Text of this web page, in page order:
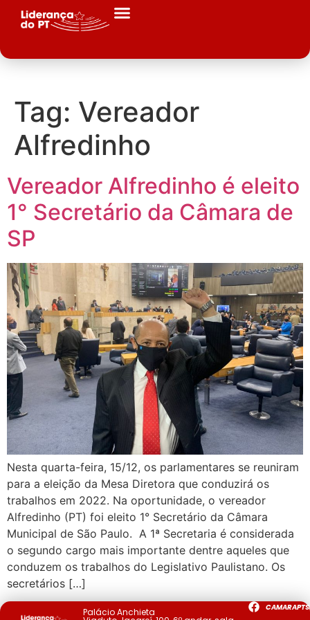
Tag: Vereador
Alfredinho
Vereador Alfredinho é eleito
1° Secretário da Câmara de
SP
Nesta quarta-feira, 15/12, os parlamentares se reuniram
para a eleição da Mesa Diretora que conduzirá os
trabalhos em 2022. Na oportunidade, o vereador
Alfredinho (PT) foi eleito 1° Secretário da Câmara
Municipal de São Paulo. A 1ª Secretaria é considerada
o segundo cargo mais importante dentre aqueles que
conduzem os trabalhos do Legislativo Paulistano. Os
secretários […]
Palácio Anchieta